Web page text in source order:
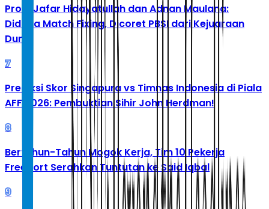
Profil Jafar Hidayatullah dan Adnan Maulana:
Diduga Match Fixing, Dicoret PBSI dari Kejuaraan
Dunia
7
Prediksi Skor Singapura vs Timnas Indonesia di Piala
AFF 2026: Pembuktian Sihir John Herdman!
8
Bertahun-Tahun Mogok Kerja, Tim 10 Pekerja
Freeport Serahkan Tuntutan ke Said Iqbal
9